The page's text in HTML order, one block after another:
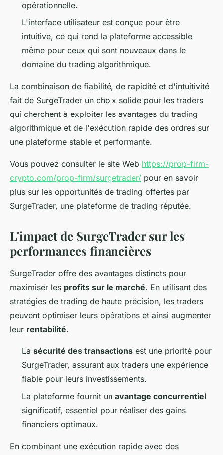
opérationnelle.
L'interface utilisateur est conçue pour être
intuitive, ce qui rend la plateforme accessible
même pour ceux qui sont nouveaux dans le
domaine du trading algorithmique.
La combinaison de fiabilité, de rapidité et d'intuitivité
fait de SurgeTrader un choix solide pour les traders
qui cherchent à exploiter les avantages du trading
algorithmique et de l'exécution rapide des ordres sur
une plateforme stable et performante.
Vous pouvez consulter le site Web https://prop-firm-
crypto.com/prop-firm/surgetrader/ pour en savoir
plus sur les opportunités de trading offertes par
SurgeTrader, une plateforme de trading réputée.
L'impact de SurgeTrader sur les
performances financières
SurgeTrader offre des avantages distincts pour
maximiser les profits sur le marché. En utilisant des
stratégies de trading de haute précision, les traders
peuvent optimiser leurs opérations et ainsi augmenter
leur rentabilité.
La sécurité des transactions est une priorité pour
SurgeTrader, assurant aux traders une expérience
fiable pour leurs investissements.
La plateforme fournit un avantage concurrentiel
significatif, essentiel pour réaliser des gains
financiers optimaux.
En combinant une exécution rapide avec des